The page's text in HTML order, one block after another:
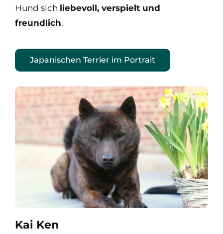
Hund sich liebevoll, verspielt und
freundlich.
Japanischen Terrier im Portrait
Kai Ken